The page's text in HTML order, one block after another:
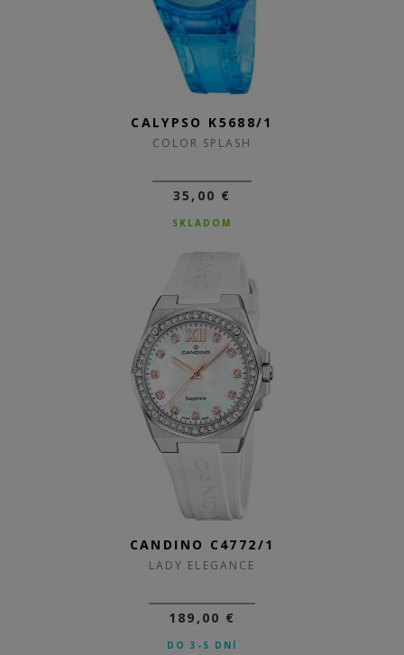
CALYPSO K5688/1
COLOR SPLASH
35,00 €
SKLADOM
CANDINO C4772/1
LADY ELEGANCE
189,00 €
DO 3-5 DNÍ